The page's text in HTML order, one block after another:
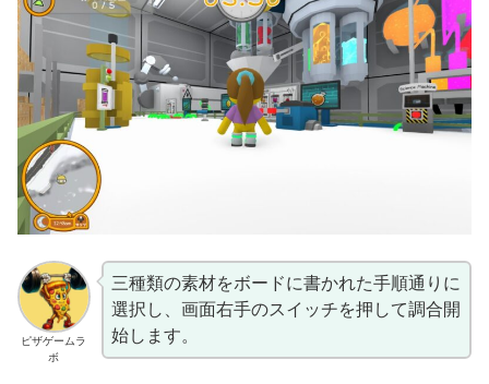
ピザゲームラ
ボ
三種類の素材をボードに書かれた手順通りに
選択し、画面右手のスイッチを押して調合開
始します。